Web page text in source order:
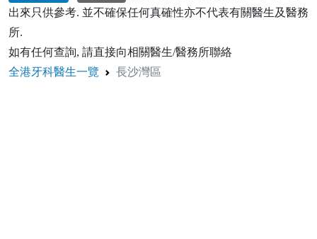
出來只供參考. 並不確保任何真確性亦不代表有關醫生及醫務
所.
如有任何查詢, 請直接向相關醫生/醫務所聯絡
全港牙科醫生一覽
長沙灣區